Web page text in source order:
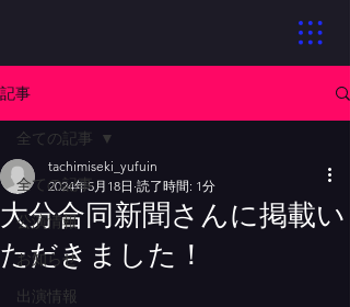
記事
全ての記事
公演情報
お知らせ
出演情報
全ての記事
大分合同新聞さんに掲載い
ただきました！
tachimiseki_yufuin
2024年5月18日 読了時間: 1分